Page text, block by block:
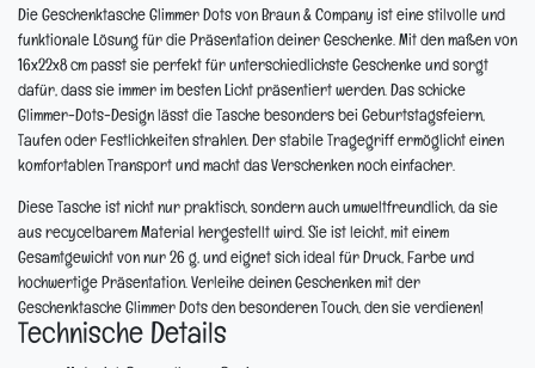
Die Geschenktasche Glimmer Dots von Braun & Company ist eine stilvolle und
funktionale Lösung für die Präsentation deiner Geschenke. Mit den maßen von
16x22x8 cm passt sie perfekt für unterschiedlichste Geschenke und sorgt
dafür, dass sie immer im besten Licht präsentiert werden. Das schicke
Glimmer-Dots-Design lässt die Tasche besonders bei Geburtstagsfeiern,
Taufen oder Festlichkeiten strahlen. Der stabile Tragegriff ermöglicht einen
komfortablen Transport und macht das Verschenken noch einfacher.
Diese Tasche ist nicht nur praktisch, sondern auch umweltfreundlich, da sie
aus recycelbarem Material hergestellt wird. Sie ist leicht, mit einem
Gesamtgewicht von nur 26 g, und eignet sich ideal für Druck, Farbe und
hochwertige Präsentation. Verleihe deinen Geschenken mit der
Geschenktasche Glimmer Dots den besonderen Touch, den sie verdienen!
Technische Details